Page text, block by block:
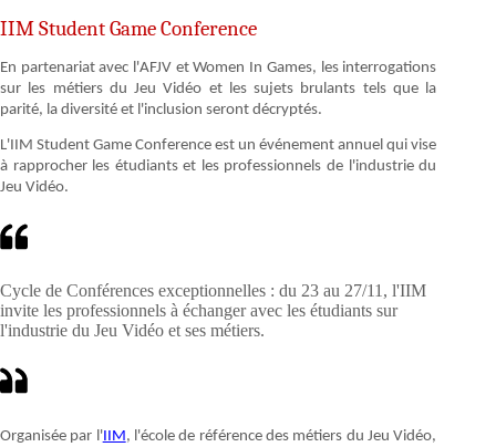
IIM Student Game Conference
En partenariat avec l'AFJV et Women In Games, les interrogations
sur les métiers du Jeu Vidéo et les sujets brulants tels que la
parité, la diversité et l'inclusion seront décryptés.
L'IIM Student Game Conference est un événement annuel qui vise
à rapprocher les étudiants et les professionnels de l'industrie du
Jeu Vidéo.
Cycle de Conférences exceptionnelles : du 23 au 27/11, l'IIM
invite les professionnels à échanger avec les étudiants sur
l'industrie du Jeu Vidéo et ses métiers.
Organisée par l'IIM, l'école de référence des métiers du Jeu Vidéo,